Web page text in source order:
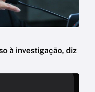
à investigação, diz